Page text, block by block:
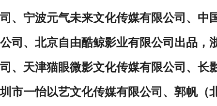
司、宁波元气未来文化传媒有限公司、中
公司、北京自由酷鲸影业有限公司出品，
司、天津猫眼微影文化传媒有限公司、长
圳市一怡以艺文化传媒有限公司、郭帆（